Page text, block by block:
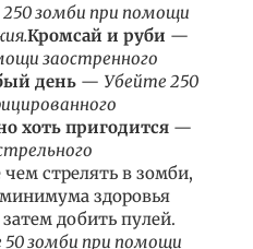
зомби при помощи
Кромсай и руби —
заостренного
день — Убейте 250
хоть пригодится —
стрелять в зомби,
здоровья
добить пулей.
50 зомби при помощи